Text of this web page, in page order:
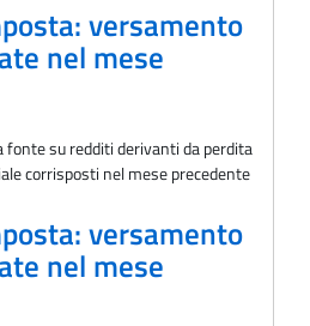
versamento
nel mese
su redditi derivanti da perdita
corrisposti nel mese precedente
versamento
nel mese